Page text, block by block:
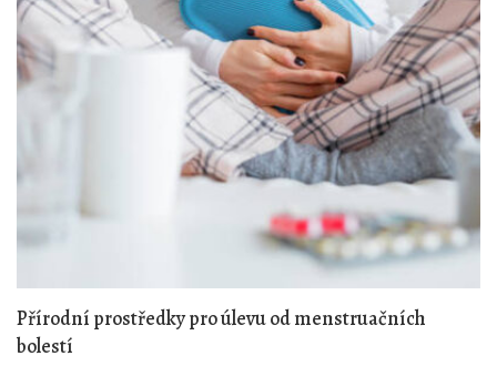
Přírodní prostředky pro úlevu od menstruačních
bolestí